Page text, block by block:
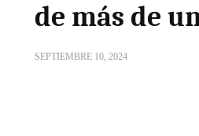
de más de
SEPTIEMBRE 10, 2024